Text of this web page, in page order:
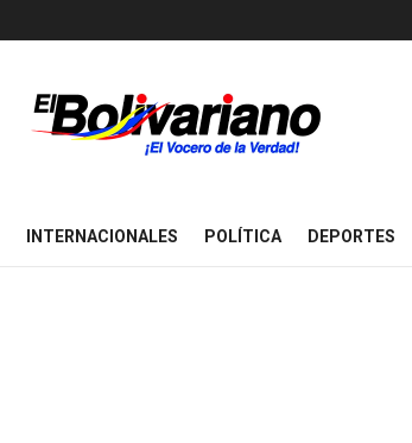
INTERNACIONALES POLÍTICA DEPORTES